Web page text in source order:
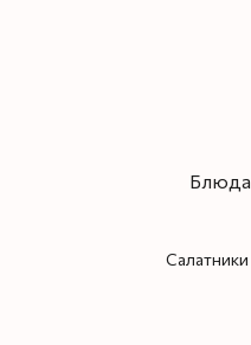
Блюда